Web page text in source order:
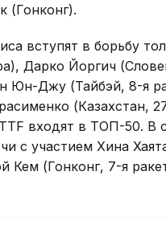
(Гонконг).
вступят в борьбу
Дарко Йоргич
Юн-Джу (Тайбэй, 8-я
(Казахстан,
входят в ТОП-50.
с участием Хина
Кем (Гонконг, 7-я